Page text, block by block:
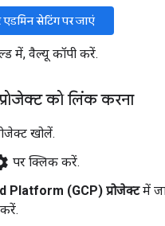
सेटिंग पर जाएं
में, वैल्यू कॉपी करें.
को लिंक करना
खोलें.
पर क्लिक करें.
Platform (GCP) प्रोजेक्टमें